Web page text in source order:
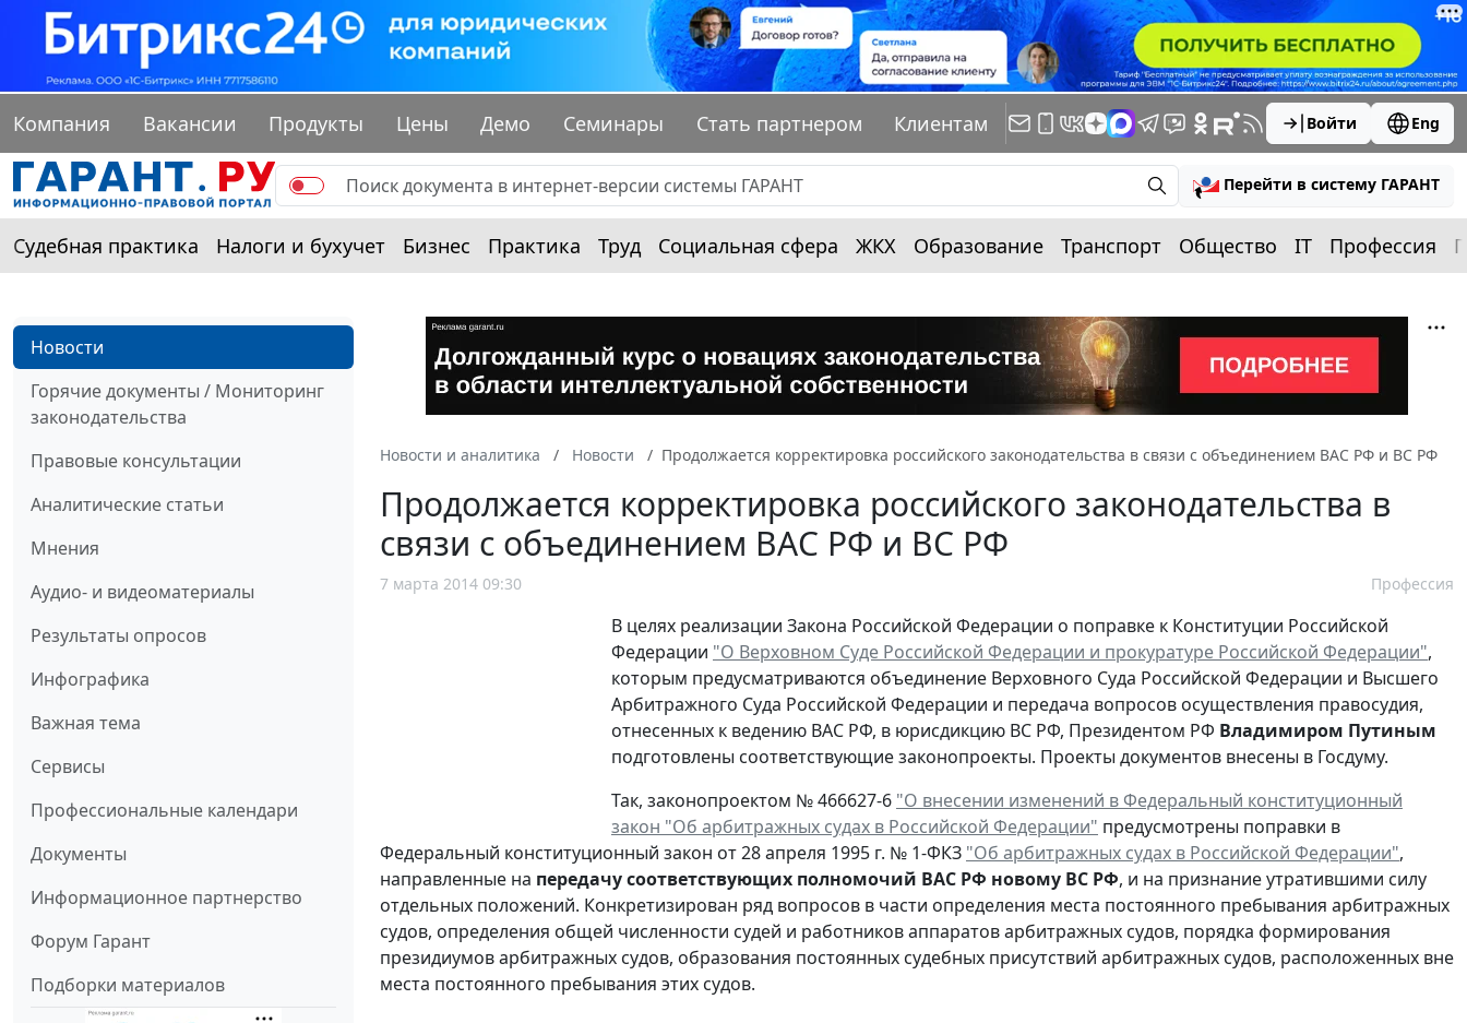
Компания Вакансии Продукты Цены Демо Семинары Стать партнером Клиентам Войти Eng
Перейти в систему ГАРАНТ
Судебная практика Налоги и бухучет Бизнес Практика Труд Социальная сфера ЖКХ Образование Транспорт Общество IT Профессия
Новости
Горячие документы / Мониторинг
законодательства
Правовые консультации
Аналитические статьи
Мнения
Аудио- и видеоматериалы
Результаты опросов
Инфографика
Важная тема
Сервисы
Профессиональные календари
Документы
Информационное партнерство
Форум Гарант
Подборки материалов
Новости и аналитика Новости Продолжается корректировка российского законодательства в связи с объединением ВАС РФ и ВС РФ
Продолжается корректировка российского законодательства в
связи с объединением ВАС РФ и ВС РФ
7 марта 2014 09:30 Профессия
В целях реализации Закона Российской Федерации о поправке к Конституции Российской
Федерации "О Верховном Суде Российской Федерации и прокуратуре Российской Федерации",
которым предусматриваются объединение Верховного Суда Российской Федерации и Высшего
Арбитражного Суда Российской Федерации и передача вопросов осуществления правосудия,
отнесенных к ведению ВАС РФ, в юрисдикцию ВС РФ, Президентом РФ Владимиром Путиным
подготовлены соответствующие законопроекты. Проекты документов внесены в Госдуму.
Так, законопроектом № 466627-6 "О внесении изменений в Федеральный конституционный
закон "Об арбитражных судах в Российской Федерации" предусмотрены поправки в
Федеральный конституционный закон от 28 апреля 1995 г. № 1-ФКЗ "Об арбитражных судах в Российской Федерации",
направленные на передачу соответствующих полномочий ВАС РФ новому ВС РФ, и на признание утратившими силу
отдельных положений. Конкретизирован ряд вопросов в части определения места постоянного пребывания арбитражных
судов, определения общей численности судей и работников аппаратов арбитражных судов, порядка формирования
президиумов арбитражных судов, образования постоянных судебных присутствий арбитражных судов, расположенных вне
места постоянного пребывания этих судов.